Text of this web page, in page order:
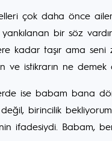
çok daha önce
bir söz
kadar taşır ama
ve istikrarın ne
ise babam bana
birincilik
ifadesiydi. Babam,